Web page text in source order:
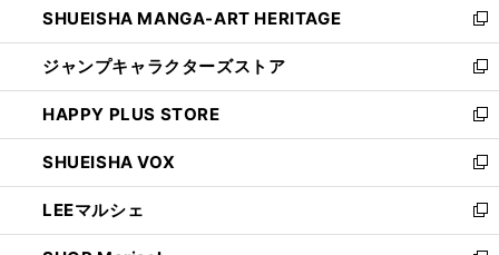
く
で
開
く
い
ウ
ィ
ン
ド
ウ
で
開
く
SHUEISHA MANGA-ART HERITAGE
新
し
い
ウ
ィ
ン
ド
ウ
で
開
ジャンプキャラクターズストア
新
し
い
ウ
ィ
ン
ド
ウ
HAPPY PLUS STORE
新
し
い
ウ
ィ
ン
SHUEISHA VOX
新
し
い
ウ
LEEマルシェ
新
し